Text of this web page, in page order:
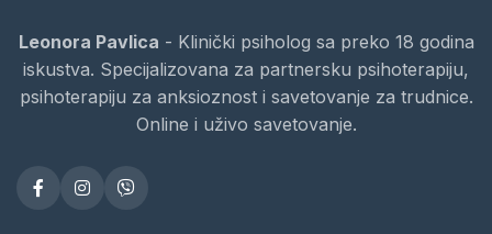
Leonora Pavlica - Klinički psiholog sa preko 18 godina
iskustva. Specijalizovana za partnersku psihoterapiju,
psihoterapiju za anksioznost i savetovanje za trudnice.
Online i uživo savetovanje.